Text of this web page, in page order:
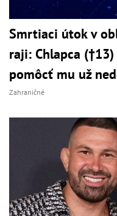
Smrtiaci útok v
raji: Chlapca
pomôcť mu už
Zahraničné